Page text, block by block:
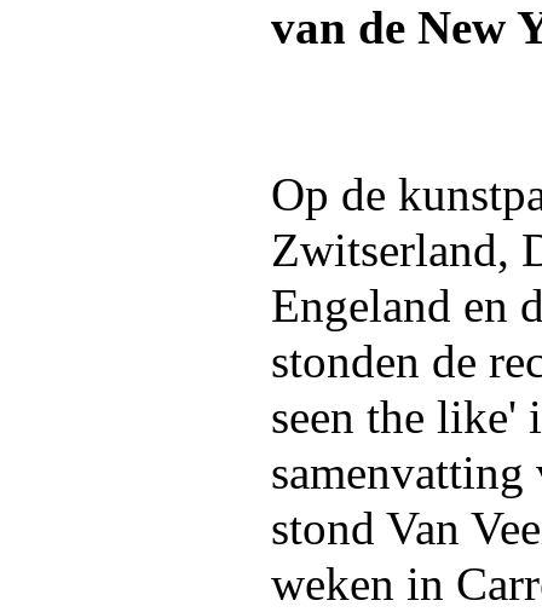
van de New
Op de
Zwitserland,
Engeland en
stonden de
seen the like'
samenvatting
stond Van
weken in